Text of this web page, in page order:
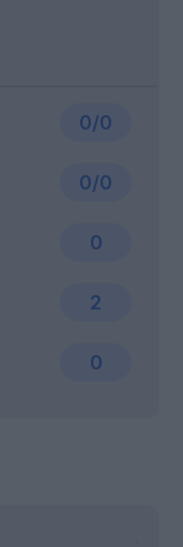
0/0
2
0/0
0
0